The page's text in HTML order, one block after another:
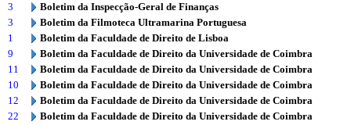
3
Boletim da Inspecção-Geral de Finanças
3
Boletim da Filmoteca Ultramarina Portuguesa
1
Boletim da Faculdade de Direito de Lisboa
9
Boletim da Faculdade de Direito da Universidade de Coimbra
11
Boletim da Faculdade de Direito da Universidade de Coimbra
10
Boletim da Faculdade de Direito da Universidade de Coimbra
12
Boletim da Faculdade de Direito da Universidade de Coimbra
22
Boletim da Faculdade de Direito da Universidade de Coimbra